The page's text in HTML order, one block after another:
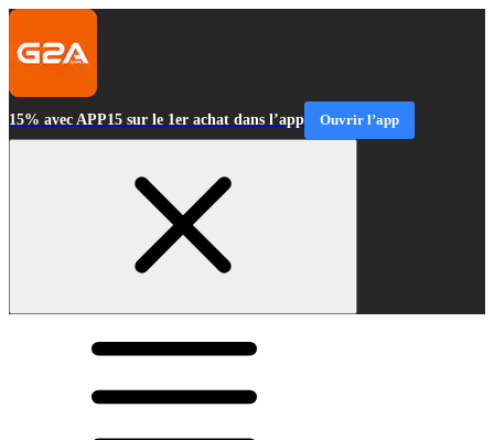
15% avec APP15 sur le 1er achat dans l’app Ouvrir l’app